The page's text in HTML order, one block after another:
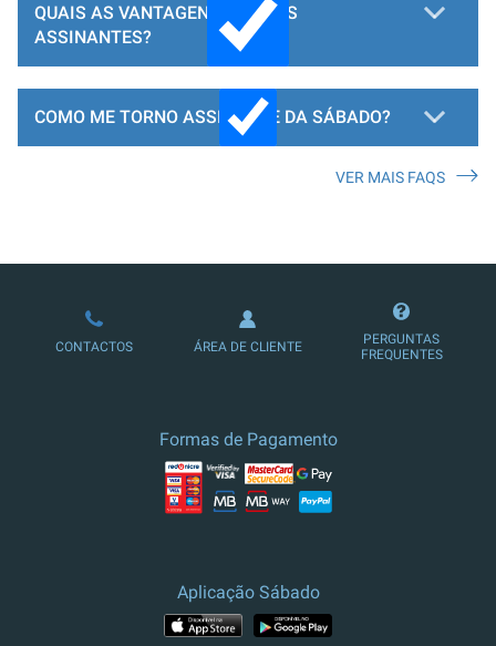
QUAIS AS VANTAGENS PARA OS
ASSINANTES?
COMO ME TORNO ASSINANTE DA SÁBADO?
LOJA DE ASSINATURAS
VER MAIS FAQS
CONTACTOS ÁREA DE CLIENTE
PERGUNTAS
FREQUENTES
Formas de Pagamento
Aplicação Sábado